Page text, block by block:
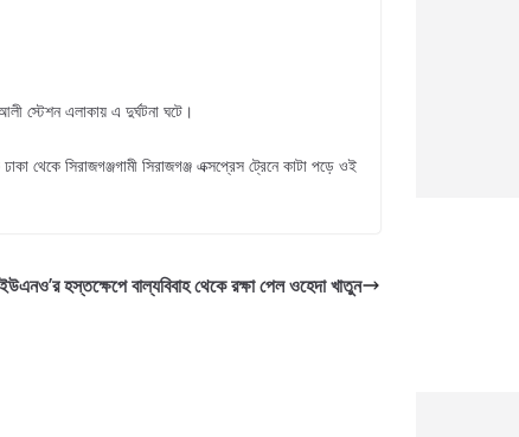
স্টেশন এলাকায় এ দুর্ঘটনা ঘটে।
থেকে সিরাজগঞ্জগামী সিরাজগঞ্জ এক্সপ্রেস ট্রেনে কাটা পড়ে ওই
হস্তক্ষেপে বাল্যবিবাহ থেকে রক্ষা পেল ওহেদা খাতুন